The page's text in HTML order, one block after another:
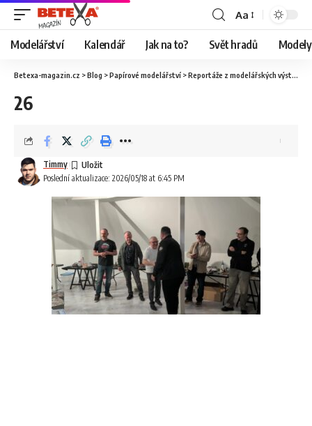
Aa
Modelářství Kalendář Jak na to? Svět hradů
Betexa-magazin.cz >Blog >Papírové modelářství >Reportáže z modelářských výstav
26
Poslední aktualizace: 2026/05/18 at 6:45 PM
Timmy